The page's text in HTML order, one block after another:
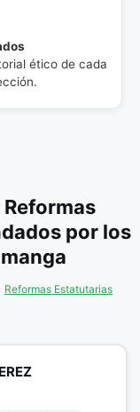
ético de cada
por los
Reformas Estatutarias